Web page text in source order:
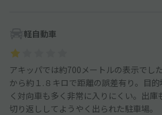
軽自動車
アキッパでは約700メートルの表示でし
から約１.８キロで距離の誤差有り。目
く対向車も多く非常に入りにくい。出庫
切り返ししてようやく出られた駐車場。